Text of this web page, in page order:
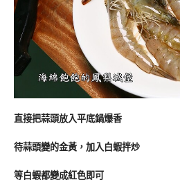
直接把蒜頭放入平底鍋爆香
待蒜頭變的金黃，加入白蝦拌炒
等白蝦都變成紅色即可